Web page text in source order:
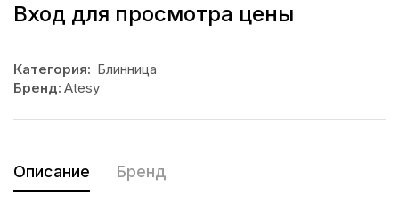
Вход для просмотра цены
Категория: Блинница
Бренд: Atesy
Описание Бренд